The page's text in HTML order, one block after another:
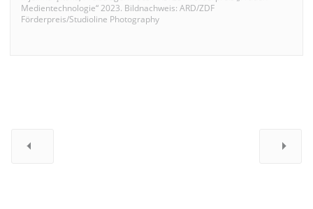
Medientechnologie“ 2023. Bildnachweis: ARD/ZDF
Förderpreis/Studioline Photography